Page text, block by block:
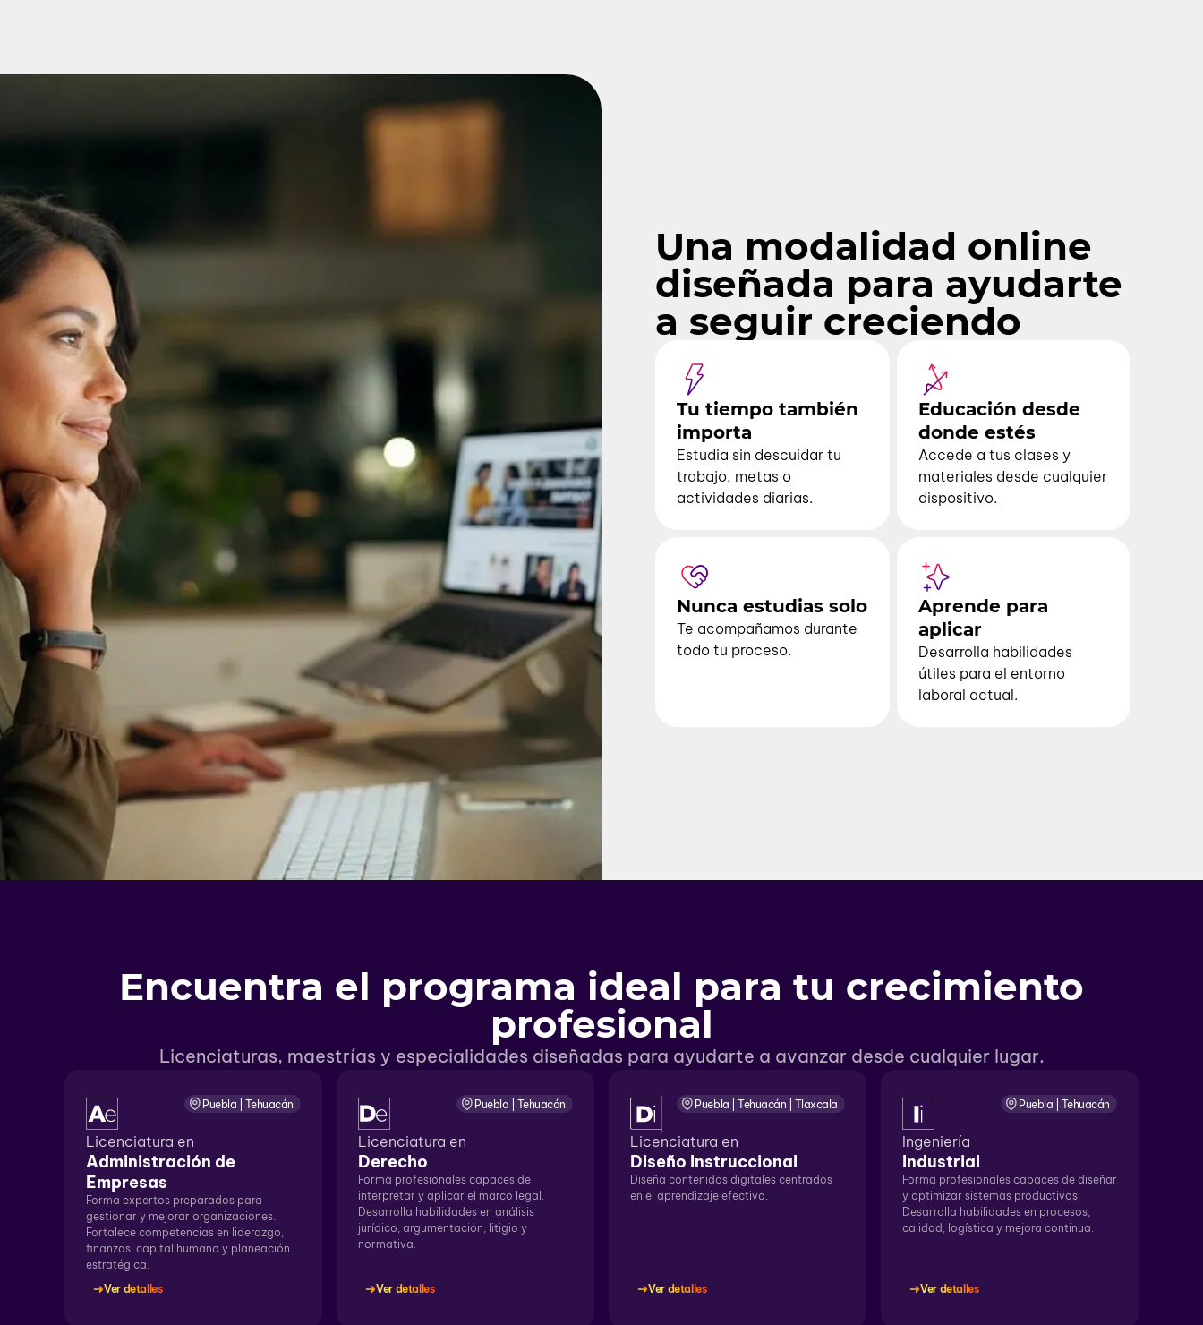
Estudia 100% online, avanza a tu ritmo y especialízate sin dejar de
trabajar. En UVP Online desarrollas habilidades profesionales y
Una modalidad online
diseñada para ayudarte
a seguir creciendo
Tu tiempo también
importa
Estudia sin descuidar tu
trabajo, metas o
actividades diarias.
Educación desde
donde estés
Accede a tus clases y
materiales desde cualquier
dispositivo.
Nunca estudias solo
Te acompañamos durante
todo tu proceso.
Aprende para
aplicar
Desarrolla habilidades
útiles para el entorno
laboral actual.
Encuentra el programa ideal para tu crecimiento
profesional
Licenciaturas, maestrías y especialidades diseñadas para ayudarte a avanzar desde cualquier lugar.
Puebla | Tehuacán
Licenciatura en
Administración de
Empresas
Forma expertos preparados para
gestionar y mejorar organizaciones.
Fortalece competencias en liderazgo,
finanzas, capital humano y planeación
estratégica.
Ver detalles
Puebla | Tehuacán
Licenciatura en
Derecho
Forma profesionales capaces de
interpretar y aplicar el marco legal.
Desarrolla habilidades en análisis
jurídico, argumentación, litigio y
normativa.
Ver detalles
Puebla | Tehuacán | Tlaxcala
Licenciatura en
Diseño Instruccional
Diseña contenidos digitales centrados
en el aprendizaje efectivo.
Ver detalles
Puebla | Tehuacán
Ingeniería
Industrial
Forma profesionales capaces de diseñar
y optimizar sistemas productivos.
Desarrolla habilidades en procesos,
calidad, logística y mejora continua.
Ver detalles